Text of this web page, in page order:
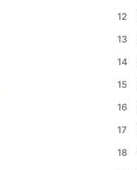
12
13
14
15
16
17
18